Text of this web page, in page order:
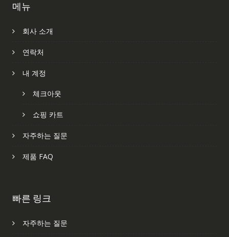
메뉴
회사 소개
연락처
내 계정
체크아웃
쇼핑 카트
자주하는 질문
제품 FAQ
빠른 링크
자주하는 질문